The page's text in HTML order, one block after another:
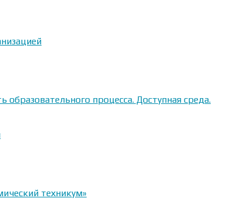
процесса. Доступная среда.
техникум»